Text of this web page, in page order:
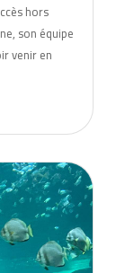
hors
son équipe
venir en